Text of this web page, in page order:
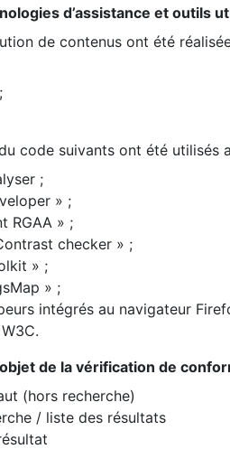
d’assistance et outils
de contenus ont été
code suivants ont été utilisés
;
» ;
RGAA » ;
checker » ;
» ;
» ;
intégrés au navigateur
de la vérification de
(hors recherche)
/ liste des résultats